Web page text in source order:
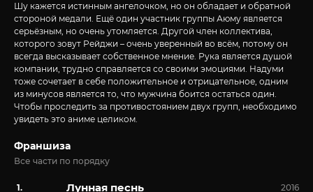
Шу кажется истинным ангелочком, но он обладает и обратной
стороной медали. Ещё один участник группы Аюму является
серьёзным, но очень утомляется. Другой член коллектива,
которого зовут Рейджи – очень уверенный во всём, потому он
всегда высказывает собственное мнение. Рука является душой
компании, трудно справляется со своими эмоциями. Надуми
тоже сочетает в себе положительное и отрицательное, одним
из минусов является то, что мужчина боится остаться один.
Чтобы проследить за противостоянием двух групп, необходимо
увидеть это аниме целиком.
Франшиза
Все части по порядку
Лунная песнь 2016